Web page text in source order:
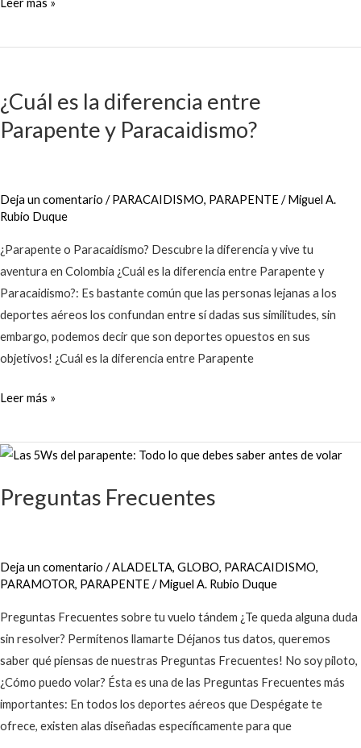
Leer más »
¿Cuál es la diferencia entre
Parapente y Paracaidismo?
Deja un comentario /PARACAIDISMO, PARAPENTE/Miguel A.
Rubio Duque
¿Parapente o Paracaidismo? Descubre la diferencia y vive tu
aventura en Colombia ¿Cuál es la diferencia entre Parapente y
Paracaidismo?: Es bastante común que las personas lejanas a los
deportes aéreos los confundan entre sí dadas sus similitudes, sin
embargo, podemos decir que son deportes opuestos en sus
objetivos! ¿Cuál es la diferencia entre Parapente
la
diferencia
Paracaidismo?
Leer más »
Preguntas Frecuentes
Deja un comentario /ALADELTA, GLOBO, PARACAIDISMO,
PARAMOTOR, PARAPENTE/Miguel A. Rubio Duque
Preguntas Frecuentes sobre tu vuelo tándem ¿Te queda alguna duda
sin resolver? Permítenos llamarte Déjanos tus datos, queremos
saber qué piensas de nuestras Preguntas Frecuentes! No soy piloto,
¿Cómo puedo volar? Ésta es una de las Preguntas Frecuentes más
importantes: En todos los deportes aéreos que Despégate te
ofrece, existen alas diseñadas específicamente para que
Preguntas